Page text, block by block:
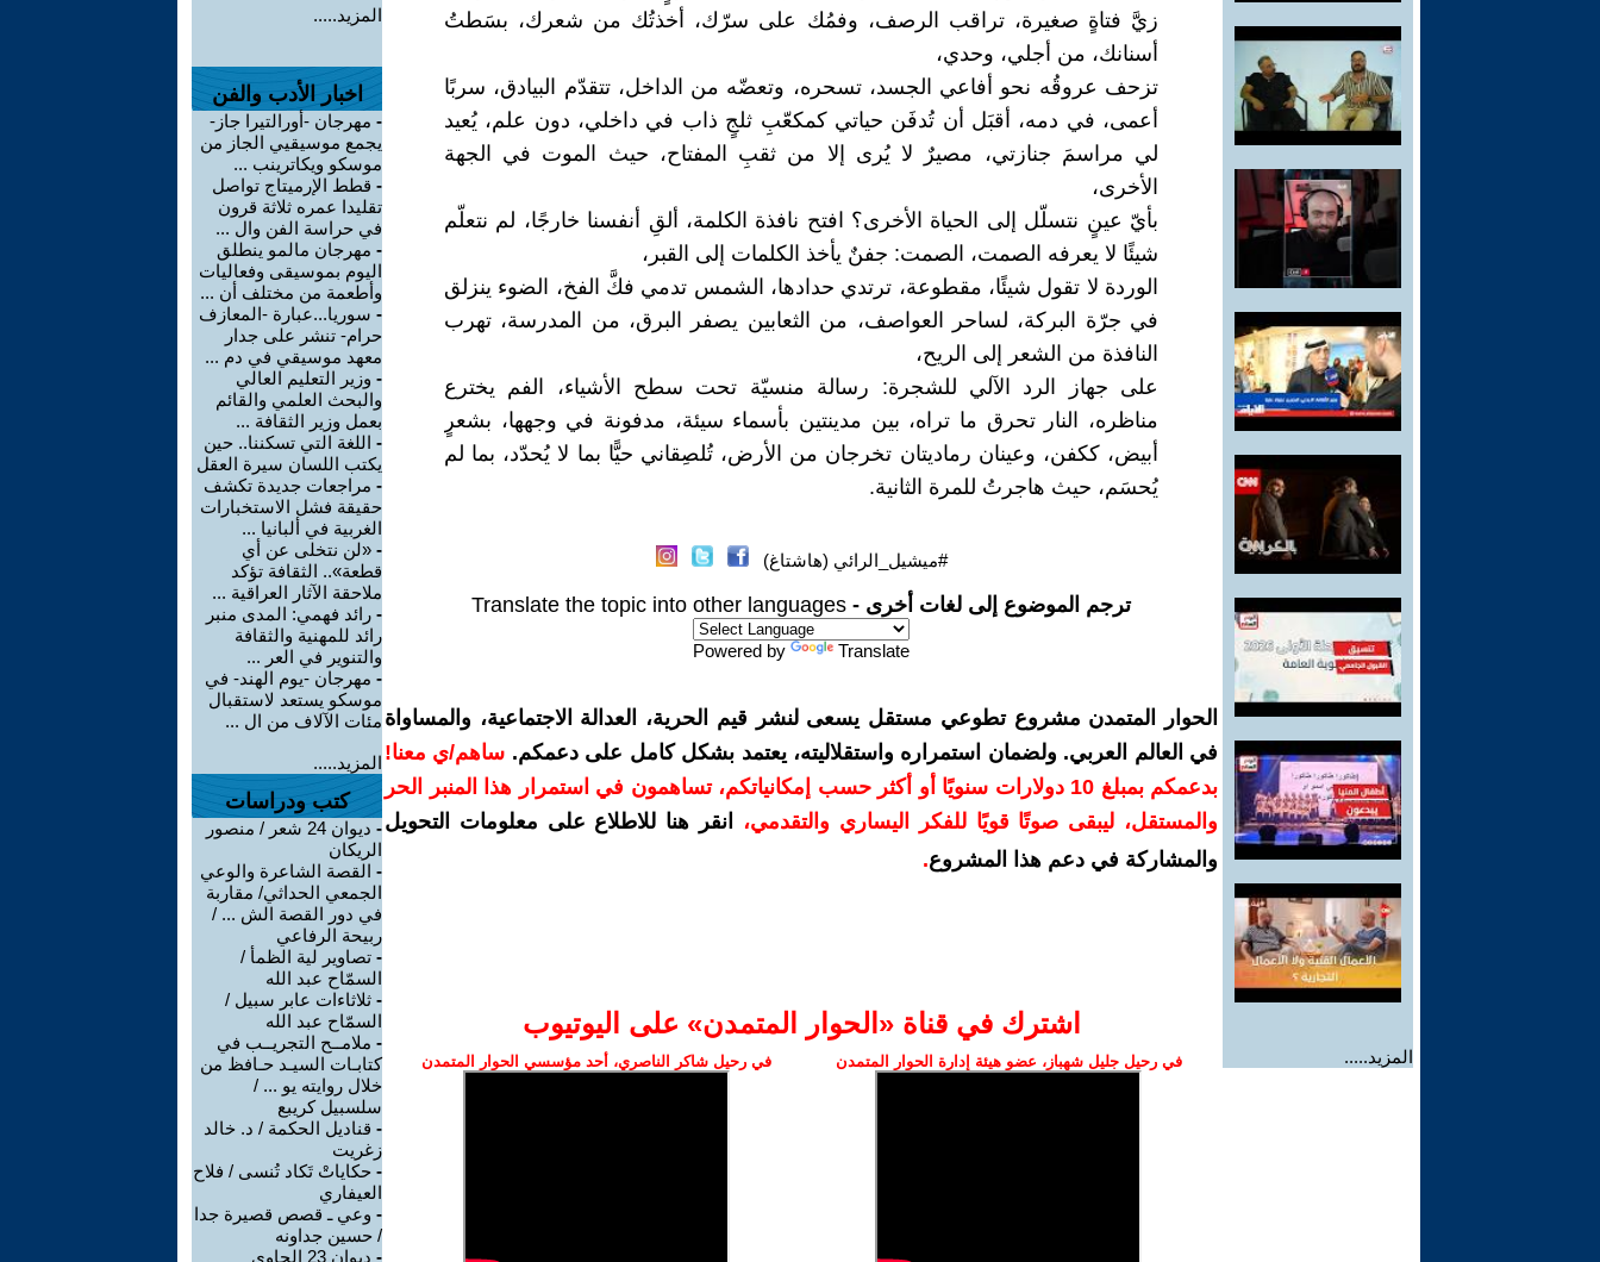
المزيد.....
زيَّ فتاةٍ صغيرة، تراقب الرصف، وفمُك على سرّك، أخذتُك من شعرك، بسَطتُ
أسنانك، من أجلي، وحدي،
تزحف عروقُه نحو أفاعي الجسد، تسحره، وتعضّه من الداخل، تتقدّم البيادق، سربًا
أعمى، في دمه، أقبَل أن تُدفَن حياتي كمكعّبِ ثلجٍ ذاب في داخلي، دون علم، يُعيد
لي مراسمَ جنازتي، مصيرٌ لا يُرى إلا من ثقبِ المفتاح، حيث الموت في الجهة
الأخرى،
بأيّ عينٍ نتسلّل إلى الحياة الأخرى؟ افتح نافذة الكلمة، ألقِ أنفسنا خارجًا، لم نتعلّم
شيئًا لا يعرفه الصمت، الصمت: جفنٌ يأخذ الكلمات إلى القبر،
الوردة لا تقول شيئًا، مقطوعة، ترتدي حدادها، الشمس تدمي فكَّ الفخ، الضوء ينزلق
في جرّة البركة، لساحر العواصف، من الثعابين يصفر البرق، من المدرسة، تهرب
النافذة من الشعر إلى الريح،
على جهاز الرد الآلي للشجرة: رسالة منسيّة تحت سطح الأشياء، الفم يخترع
مناظره، النار تحرق ما تراه، بين مدينتين بأسماء سيئة، مدفونة في وجهها، بشعرٍ
أبيض، ككفن، وعينان رماديتان تخرجان من الأرض، تُلصِقاني حيًّا بما لا يُحدّد، بما لم
يُحسَم، حيث هاجرتُ للمرة الثانية.
#ميشيل_الرائي (هاشتاغ)
ترجم الموضوع إلى لغات أخرى - Translate the topic into other languages
Powered by Translate
الحوار المتمدن مشروع تطوعي مستقل يسعى لنشر قيم الحرية، العدالة الاجتماعية، والمساواة
في العالم العربي. ولضمان استمراره واستقلاليته، يعتمد بشكل كامل على دعمكم. ساهم/ي معنا!
بدعمكم بمبلغ 10 دولارات سنويًا أو أكثر حسب إمكانياتكم، تساهمون في استمرار هذا المنبر الحر
والمستقل، ليبقى صوتًا قويًا للفكر اليساري والتقدمي،
انقر هنا للاطلاع على معلومات التحويل
والمشاركة في دعم هذا المشروع.
اشترك في قناة ‫«الحوار المتمدن» على اليوتيوب
في رحيل جليل شهباز، عضو هيئة إدارة الحوار المتمدن في رحيل شاكر الناصري، أحد مؤسسي الحوار المتمدن
المزيد.....
اخبار الأدب والفن
- مهرجان -أورالتيرا جاز-
يجمع موسيقيي الجاز من
موسكو ويكاترينب ...
- قطط الإرميتاج تواصل
تقليدا عمره ثلاثة قرون
في حراسة الفن وال ...
- مهرجان مالمو ينطلق
اليوم بموسيقى وفعاليات
وأطعمة من مختلف أن ...
- سوريا...عبارة -المعازف
حرام- تنشر على جدار
معهد موسيقي في دم ...
- وزير التعليم العالي
والبحث العلمي والقائم
بعمل وزير الثقافة ...
- اللغة التي تسكننا.. حين
يكتب اللسان سيرة العقل
- مراجعات جديدة تكشف
حقيقة فشل الاستخبارات
الغربية في ألبانيا ...
- «لن نتخلى عن أي
قطعة».. الثقافة تؤكد
ملاحقة الآثار العراقية ...
- رائد فهمي: المدى منبر
رائد للمهنية والثقافة
والتنوير في العر ...
- مهرجان -يوم الهند- في
موسكو يستعد لاستقبال
مئات الآلاف من ال ...
المزيد.....
كتب ودراسات
-
ديوان 24 شعر / منصور
الريكان
- القصة الشاعرة والوعي
الجمعي الحداثي/ مقاربة
في دور القصة الش ... /
ربيحة الرفاعي
- تصاوير لية الظمأ /
السمّاح عبد الله
- ثلاثاءات عابر سبيل /
السمّاح عبد الله
- ملامــح التجريــب في
كتابـات السيـد حـافظ من
خلال روايته يو ... /
سلسبيل كريبع
- قناديل الحكمة / د. خالد
زغريت
- حكاياتْ تَكاد تُنسى / فلاح
العيفاري
- وعي ـ قصص قصيرة جدا
/ حسين جداونه
-
ديوان 23 الحاوي